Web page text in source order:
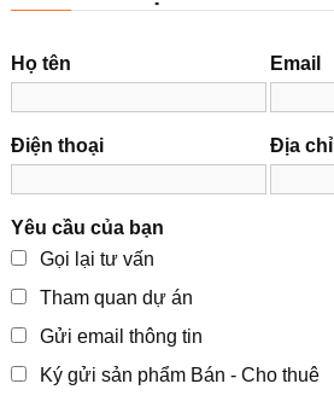
Họ tên Email
Điện thoại Địa chỉ
Yêu cầu của bạn
Gọi lại tư vấn
Tham quan dự án
Gửi email thông tin
Ký gửi sản phẩm Bán - Cho thuê